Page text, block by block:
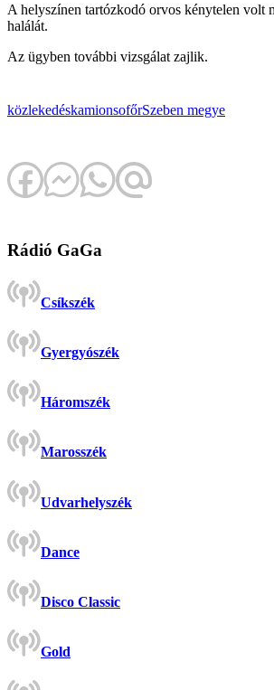
A helyszínen tartózkodó orvos kénytelen volt
halálát.
Az ügyben további vizsgálat zajlik.
közlekedéskamionsofőrSzeben megye
Rádió GaGa
Csíkszék
Gyergyószék
Háromszék
Marosszék
Udvarhelyszék
Dance
Disco Classic
Gold